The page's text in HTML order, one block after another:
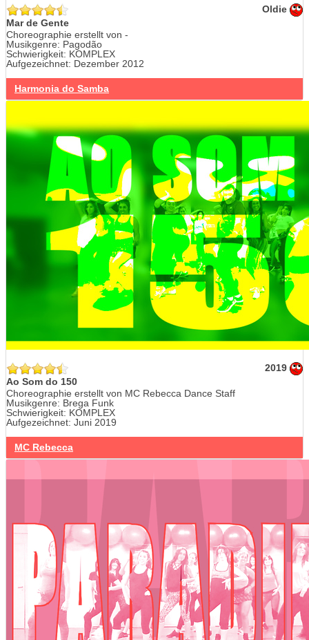
Oldie
Mar de Gente
Choreographie erstellt von -
Musikgenre: Pagodão
Schwierigkeit: KOMPLEX
Aufgezeichnet: Dezember 2012
Harmonia do Samba
2019
Ao Som do 150
Choreographie erstellt von MC Rebecca Dance Staff
Musikgenre: Brega Funk
Schwierigkeit: KOMPLEX
Aufgezeichnet: Juni 2019
MC Rebecca